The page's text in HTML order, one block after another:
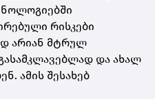
რისკები
არიან მტრულ
და ახალ
ამის შესახებ